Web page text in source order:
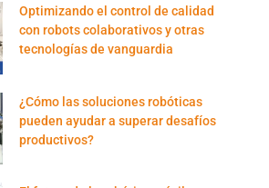
Optimizando el control de calidad
con robots colaborativos y otras
tecnologías de vanguardia
¿Cómo las soluciones robóticas
pueden ayudar a superar desafíos
productivos?